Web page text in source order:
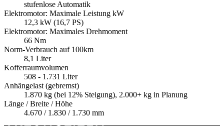
stufenlose Automatik
Elektromotor: Maximale Leistung kW
12,3 kW (16,7 PS)
Elektromotor: Maximales Drehmoment
66 Nm
Norm-Verbrauch auf 100km
8,1 Liter
Kofferraumvolumen
508 - 1.731 Liter
Anhängelast (gebremst)
1.870 kg (bei 12% Steigung), 2.000+ kg in Planung
Länge / Breite / Höhe
4.670 / 1.830 / 1.730 mm